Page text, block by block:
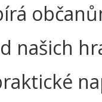
našich